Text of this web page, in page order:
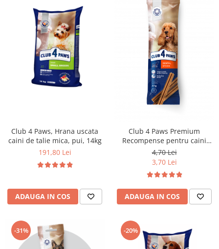
Club 4 Paws, Hrana uscata
caini de talie mica, pui, 14kg
191,80 Lei
ADAUGA IN COS
Club 4 Paws Premium
Recompense pentru caini
Dental Stick, 77g
4,70 Lei
3,70 Lei
ADAUGA IN COS
-31% -20%